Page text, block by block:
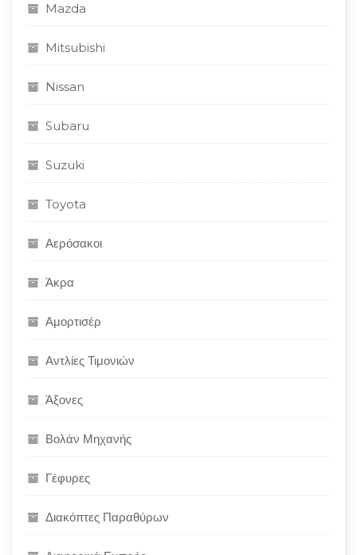
Mazda
Mitsubishi
Nissan
Subaru
Suzuki
Toyota
Αερόσακοι
Άκρα
Αμορτισέρ
Αντλίες Τιμονιών
Άξονες
Βολάν Μηχανής
Γέφυρες
Διακόπτες Παραθύρων